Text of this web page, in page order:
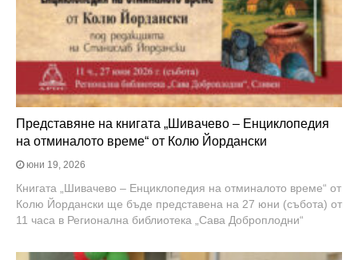
Представяне на книгата „Шивачево – Енциклопедия
на отминалото време“ от Колю Йордански
юни 19, 2026
Книгата „Шивачево – Енциклопедия на отминалото време“ от
Колю Йордански ще бъде представена на 27 юни (събота) от
11 часа в Регионална библиотека „Сава Доброплодни“